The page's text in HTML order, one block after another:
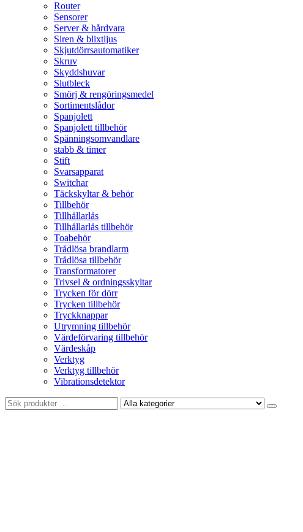
Router
Sensorer
Server & hårdvara
Siren & blixtljus
Skjutdörrsautomatiker
Skruv
Skyddshuvar
Slutbleck
Smörj & rengöringsmedel
Sortimentslådor
Spanjolett
Spanjolett tillbehör
Spänningsomvandlare
stabb & timer
Stift
Svarsapparat
Switchar
Täckskyltar & behör
Tillbehör
Tillhållarlås
Tillhållarlås tillbehör
Toabehör
Trådlösa brandlarm
Trådlösa tillbehör
Transformatorer
Trivsel & ordningsskyltar
Trycken för dörr
Trycken tillbehör
Tryckknappar
Utrymning tillbehör
Värdeförvaring tillbehör
Värdeskåp
Verktyg
Verktyg tillbehör
Vibrationsdetektor